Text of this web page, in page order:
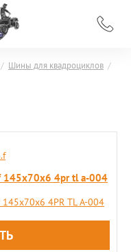
/ Шины для квадроциклов /
145х70х6 4pr tl a-004
4PR TL A-004